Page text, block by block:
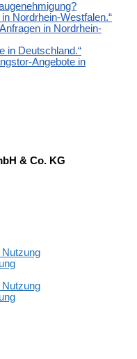
Nordrhein-Westfalen.“
in Nordrhein-
in Deutschland.“
Angebote in
& Co. KG